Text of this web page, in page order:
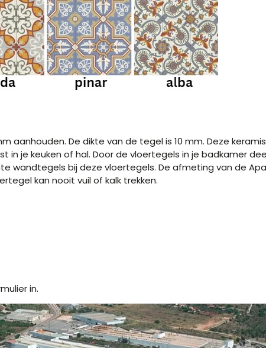
aanhouden. De dikte van de tegel is 10 mm. Deze
in je keuken of hal. Door de vloertegels in je badkamer
wandtegels bij deze vloertegels. De afmeting van de
kan nooit vuil of kalk trekken.
in.